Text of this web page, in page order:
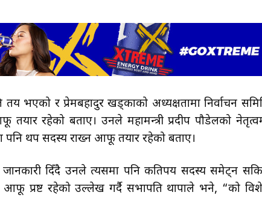
भएको र प्रेमबहादुर खड्काको अध्यक्षतामा निर्वाचन
रहेको बताए। उनले महामन्त्री प्रदीप पौडेलको
पनि थप सदस्य राख्न आफू तयार रहेको बताए।
दिँदै उनले त्यसमा पनि कतिपय सदस्य समेट्न
आफू प्रष्ट रहेको उल्लेख गर्दै सभापति थापाले भने, “को